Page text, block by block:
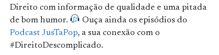
Direito com informação de qualidade e uma pitada
de bom humor.
Ouça ainda os episódios do
Podcast JusTaPop, a sua conexão com o
#DireitoDescomplicado.